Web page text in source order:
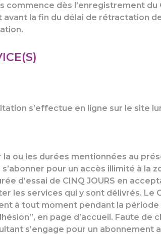
commence dès l’enregistrement du
la fin du délai de rétractation
s’effectue en ligne sur le site
ou les durées mentionnées au
pour un accès illimité à la
d’essai de CINQ JOURS en
les services qui y sont délivrés. Le
à tout moment pendant la période
en page d’accueil. Faute de
s’engage pour un abonnement